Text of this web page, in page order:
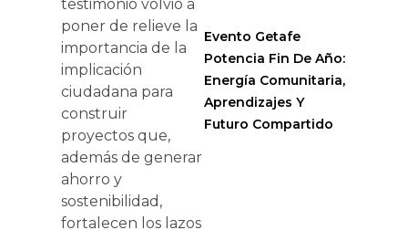
testimonio volvió a
poner de relieve la
importancia de la
implicación
ciudadana para
construir
proyectos que,
además de generar
ahorro y
sostenibilidad,
fortalecen los lazos
Evento Getafe
Potencia Fin De Año:
Energía Comunitaria,
Aprendizajes Y
Futuro Compartido